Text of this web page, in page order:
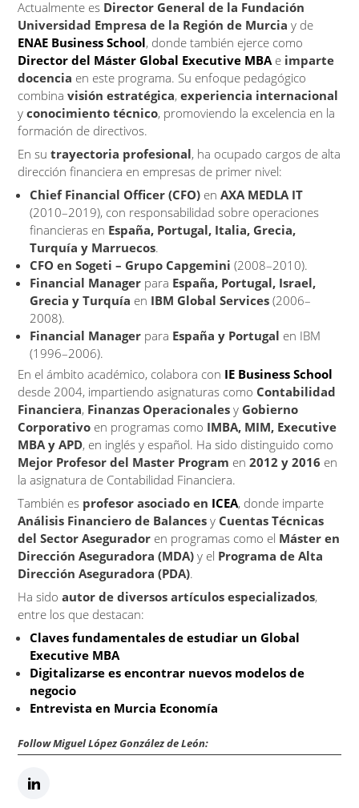
Actualmente es Director General de la Fundación
Universidad Empresa de la Región de Murcia y de
ENAE Business School, donde también ejerce como
Director del Máster Global Executive MBAe imparte
docencia en este programa. Su enfoque pedagógico
combinavisión estratégica,experiencia internacional
yconocimiento técnico, promoviendo la excelencia en la
formación de directivos.
En sutrayectoria profesional, ha ocupado cargos de alta
dirección financiera en empresas de primer nivel:
Chief Financial Officer (CFO) enAXA MEDLA IT
(2010–2019), con responsabilidad sobre operaciones
financieras en España, Portugal, Italia, Grecia,
Turquía y Marruecos.
CFO en Sogeti – Grupo Capgemini (2008–2010).
Financial Manager para España, Portugal, Israel,
Grecia y Turquía en IBM Global Services (2006–
2008).
Financial Manager para España y Portugal en IBM
(1996–2006).
En el ámbito académico, colabora con IE Business School
desde 2004, impartiendo asignaturas como Contabilidad
Financiera, Finanzas Operacionales y Gobierno
Corporativo en programas como IMBA, MIM, Executive
MBA y APD, en inglés y español. Ha sido distinguido como
Mejor Profesor del Master Program en2012 y 2016 en
la asignatura de Contabilidad Financiera.
También es profesor asociado en ICEA, donde imparte
Análisis Financiero de Balances y Cuentas Técnicas
del Sector Asegurador en programas como el Máster en
Dirección Aseguradora (MDA) y el Programa de Alta
Dirección Aseguradora (PDA).
Ha sidoautor de diversos artículos especializados,
entre los que destacan:
Claves fundamentales de estudiar un Global
Executive MBA
Digitalizarse es encontrar nuevos modelos de
negocio
Entrevista en Murcia Economía
Follow Miguel López González de León: